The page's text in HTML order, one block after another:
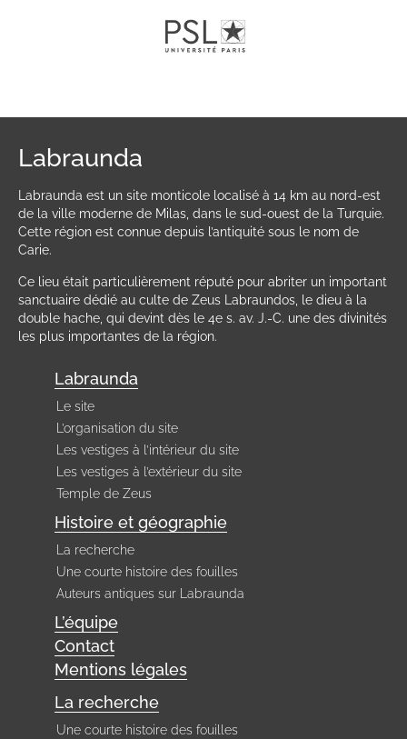
Labraunda
Labraunda est un site monticole localisé à 14 km au nord-est
de la ville moderne de Milas, dans le sud-ouest de la Turquie.
Cette région est connue depuis l’antiquité sous le nom de
Carie.
Ce lieu était particulièrement réputé pour abriter un important
sanctuaire dédié au culte de Zeus Labraundos, le dieu à la
double hache, qui devint dès le 4e s. av. J.-C. une des divinités
les plus importantes de la région.
Labraunda
Le site
L’organisation du site
Les vestiges à l’intérieur du site
Les vestiges à l’extérieur du site
Temple de Zeus
Histoire et géographie
La recherche
Une courte histoire des fouilles
Auteurs antiques sur Labraunda
L’équipe
Contact
Mentions légales
La recherche
Une courte histoire des fouilles